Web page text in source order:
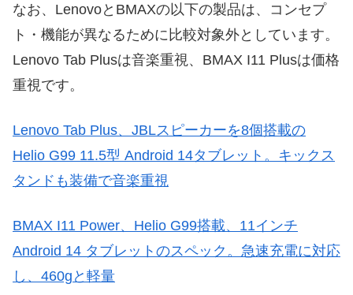
なお、LenovoとBMAXの以下の製品は、コンセプ
ト・機能が異なるために比較対象外としています。
Lenovo Tab Plusは音楽重視、BMAX I11 Plusは価格
重視です。
Lenovo Tab Plus、JBLスピーカーを8個搭載の
Helio G99 11.5型 Android 14タブレット。キックス
タンドも装備で音楽重視
BMAX I11 Power、Helio G99搭載、11インチ
Android 14 タブレットのスペック。急速充電に対応
し、460gと軽量